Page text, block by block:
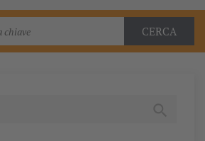
CERCA